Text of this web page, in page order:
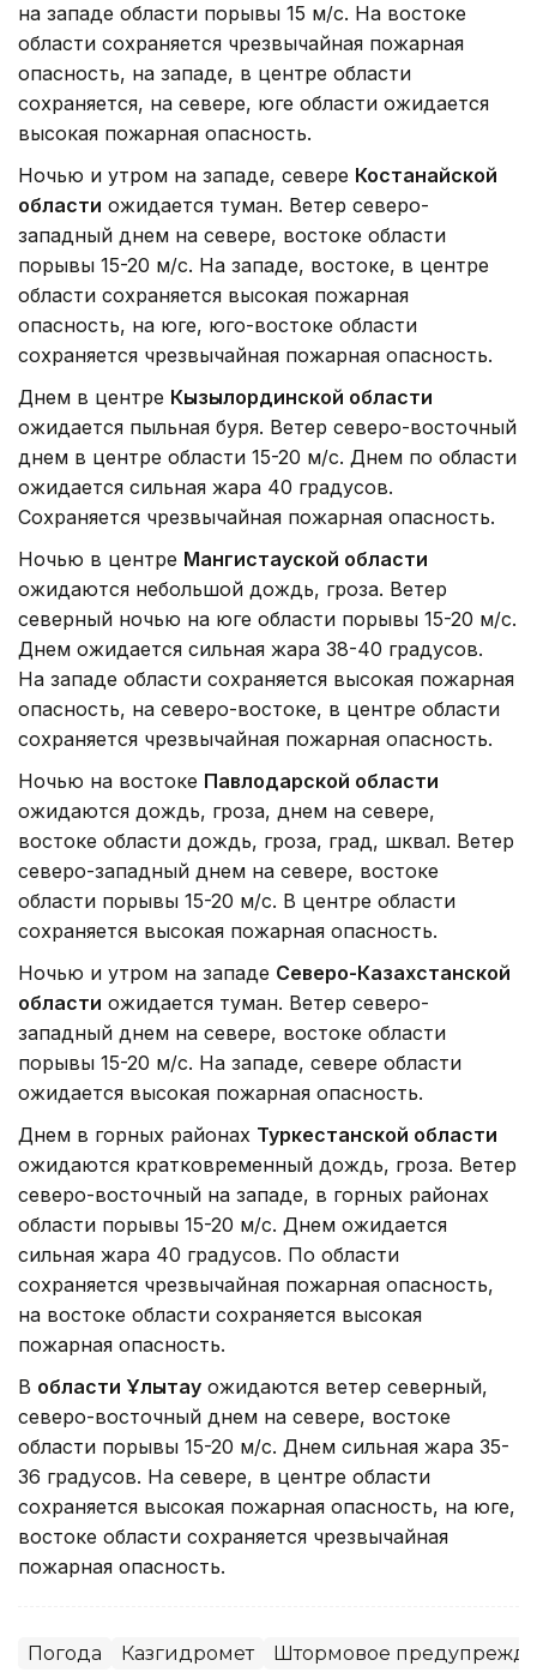
на западе области порывы 15 м/с. На востоке
области сохраняется чрезвычайная пожарная
опасность, на западе, в центре области
сохраняется, на севере, юге области ожидается
высокая пожарная опасность.
Ночью и утром на западе, севере Костанайской
области ожидается туман. Ветер северо-
западный днем на севере, востоке области
порывы 15-20 м/с. На западе, востоке, в центре
области сохраняется высокая пожарная
опасность, на юге, юго-востоке области
сохраняется чрезвычайная пожарная опасность.
Днем в центре Кызылординской области
ожидается пыльная буря. Ветер северо-восточный
днем в центре области 15-20 м/с. Днем по области
ожидается сильная жара 40 градусов.
Сохраняется чрезвычайная пожарная опасность.
Ночью в центре Мангистауской области
ожидаются небольшой дождь, гроза. Ветер
северный ночью на юге области порывы 15-20 м/с.
Днем ожидается сильная жара 38-40 градусов.
На западе области сохраняется высокая пожарная
опасность, на северо-востоке, в центре области
сохраняется чрезвычайная пожарная опасность.
Ночью на востоке Павлодарской области
ожидаются дождь, гроза, днем на севере,
востоке области дождь, гроза, град, шквал. Ветер
северо-западный днем на севере, востоке
области порывы 15-20 м/с. В центре области
сохраняется высокая пожарная опасность.
Ночью и утром на западе Северо-Казахстанской
области ожидается туман. Ветер северо-
западный днем на севере, востоке области
порывы 15-20 м/с. На западе, севере области
ожидается высокая пожарная опасность.
Днем в горных районах Туркестанской области
ожидаются кратковременный дождь, гроза. Ветер
северо-восточный на западе, в горных районах
области порывы 15-20 м/с. Днем ожидается
сильная жара 40 градусов. По области
сохраняется чрезвычайная пожарная опасность,
на востоке области сохраняется высокая
пожарная опасность.
В области Ұлытау ожидаются ветер северный,
северо-восточный днем на севере, востоке
области порывы 15-20 м/с. Днем сильная жара 35-
36 градусов. На севере, в центре области
сохраняется высокая пожарная опасность, на юге,
востоке области сохраняется чрезвычайная
пожарная опасность.
Погода Казгидромет Штормовое